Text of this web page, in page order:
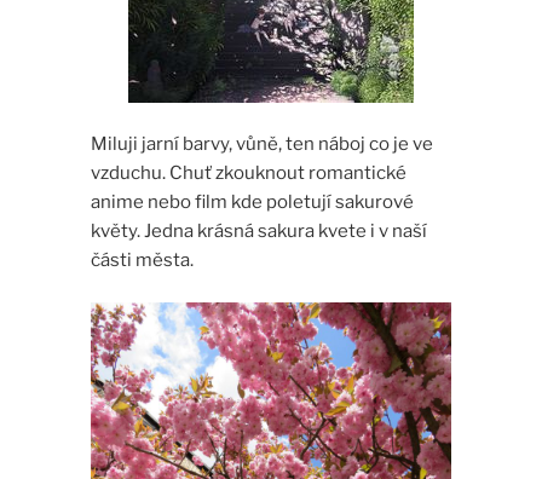
Miluji jarní barvy, vůně, ten náboj co je ve
vzduchu. Chuť zkouknout romantické
anime nebo film kde poletují sakurové
květy. Jedna krásná sakura kvete i v naší
části města.